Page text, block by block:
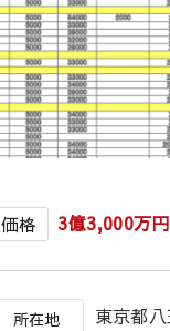
価格 3億3,000万円
所在地 東京都